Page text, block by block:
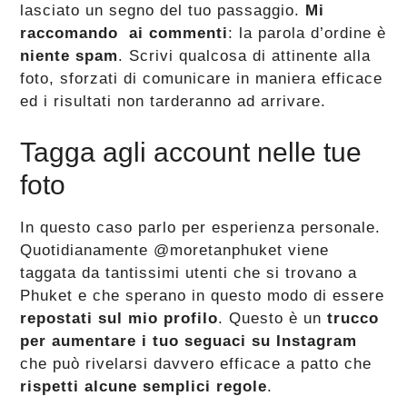
lasciato un segno del tuo passaggio. Mi
raccomando ai commenti: la parola d’ordine è
niente spam. Scrivi qualcosa di attinente alla
foto, sforzati di comunicare in maniera efficace
ed i risultati non tarderanno ad arrivare.
Tagga agli account nelle tue
foto
In questo caso parlo per esperienza personale.
Quotidianamente @moretanphuket viene
taggata da tantissimi utenti che si trovano a
Phuket e che sperano in questo modo di essere
repostati sul mio profilo. Questo è untrucco
per aumentare i tuo seguaci su Instagram
che può rivelarsi davvero efficace a patto che
rispetti alcune semplici regole.